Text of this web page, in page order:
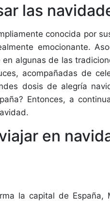
las
conocida por
emocionante.
algunas de las
acompañadas de
dosis de alegría
Entonces, a
en
la capital de